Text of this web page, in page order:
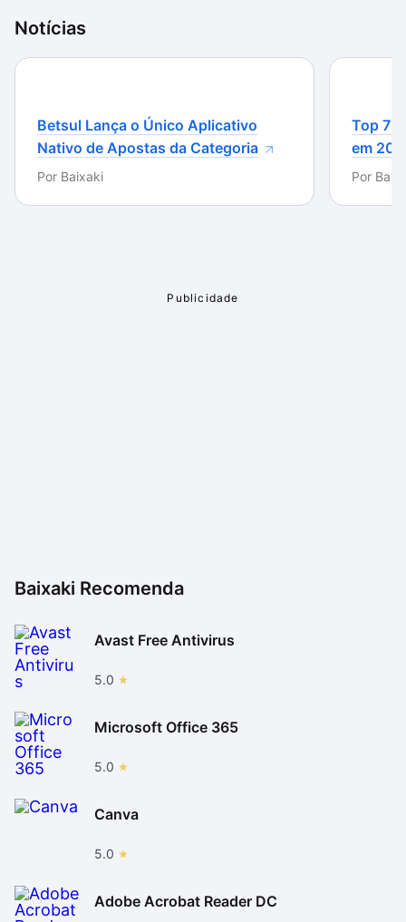
Notícias
Betsul Lança o Único Aplicativo
Nativo de Apostas da Categoria
Por Baixaki
Top 7
em
Por
Baixaki Recomenda
Avast Free Antivirus
5.0
Microsoft Office 365
5.0
Canva
5.0
Adobe Acrobat Reader DC